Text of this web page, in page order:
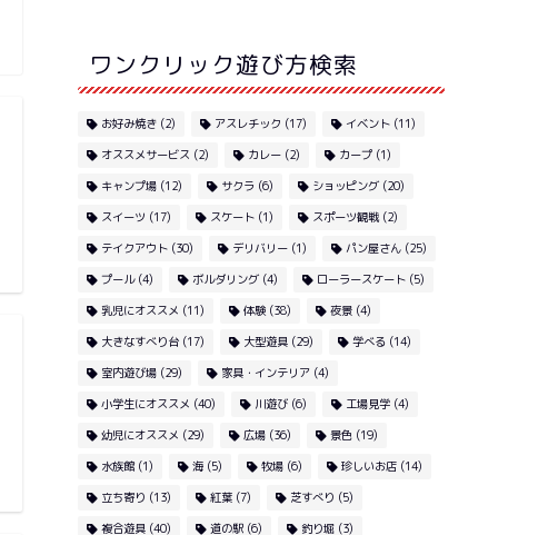
ワンクリック遊び方検索
お好み焼き(2) アスレチック (17) イベント(11)
オススメサービス (2) カレー(2) カープ(1)
キャンプ場(12) サクラ (6) ショッピング(20)
スイーツ (17) スケート(1) スポーツ観戦(2)
テイクアウト(30) デリバリー(1) パン屋さん(25)
プール(4) ボルダリング(4) ローラースケート(5)
乳児にオススメ (11) 体験(38) 夜景(4)
大きなすべり台(17) 大型遊具(29) 学べる(14)
室内遊び場(29) 家具・インテリア(4)
小学生にオススメ (40) 川遊び(6) 工場見学(4)
幼児にオススメ (29) 広場(36) 景色(19)
水族館(1) 海(5) 牧場(6) 珍しいお店(14)
立ち寄り (13) 紅葉(7) 芝すべり (5)
複合遊具(40) 道の駅(6) 釣り堀(3)